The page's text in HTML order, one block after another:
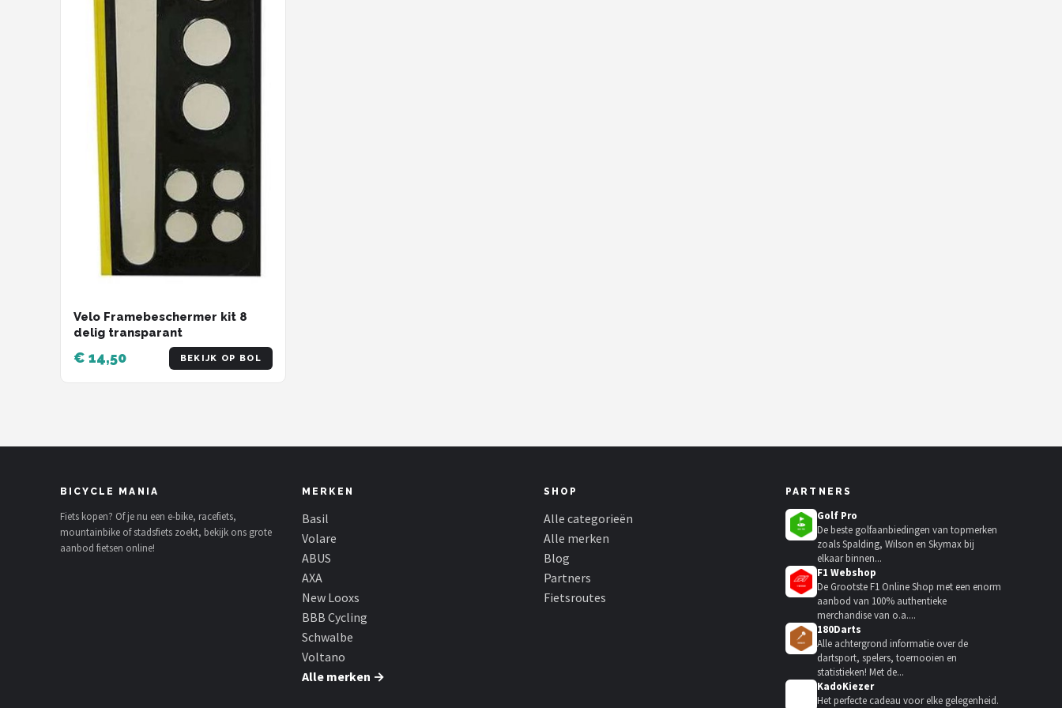
Velo Framebeschermer kit 8
delig transparant
€ 14,50 BEKIJK OP BOL
BICYCLE MANIA
Fiets kopen? Of je nu een e-bike, racefiets,
mountainbike of stadsfiets zoekt, bekijk ons grote
aanbod fietsen online!
MERKEN
Basil
Volare
ABUS
AXA
New Looxs
BBB Cycling
Schwalbe
Voltano
Alle merken →
SHOP
Alle categorieën
Alle merken
Blog
Partners
Fietsroutes
PARTNERS
Golf Pro
De beste golfaanbiedingen van topmerken
zoals Spalding, Wilson en Skymax bij
elkaar binnen...
F1 Webshop
De Grootste F1 Online Shop met een enorm
aanbod van 100% authentieke
merchandise van o.a....
180Darts
Alle achtergrond informatie over de
dartsport, spelers, toernooien en
statistieken! Met de...
KadoKiezer
Het perfecte cadeau voor elke gelegenheid.